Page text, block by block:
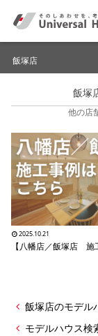
ユニバーサ
コンセプト
テクノロジ
シミュレー
飯塚店
イベント
モデルハウス見学予約
飯塚店 TOPへ
飯塚
他の店
2025.10.21
【八幡店／飯塚店 施
飯塚店のモデル
モデルハウス検